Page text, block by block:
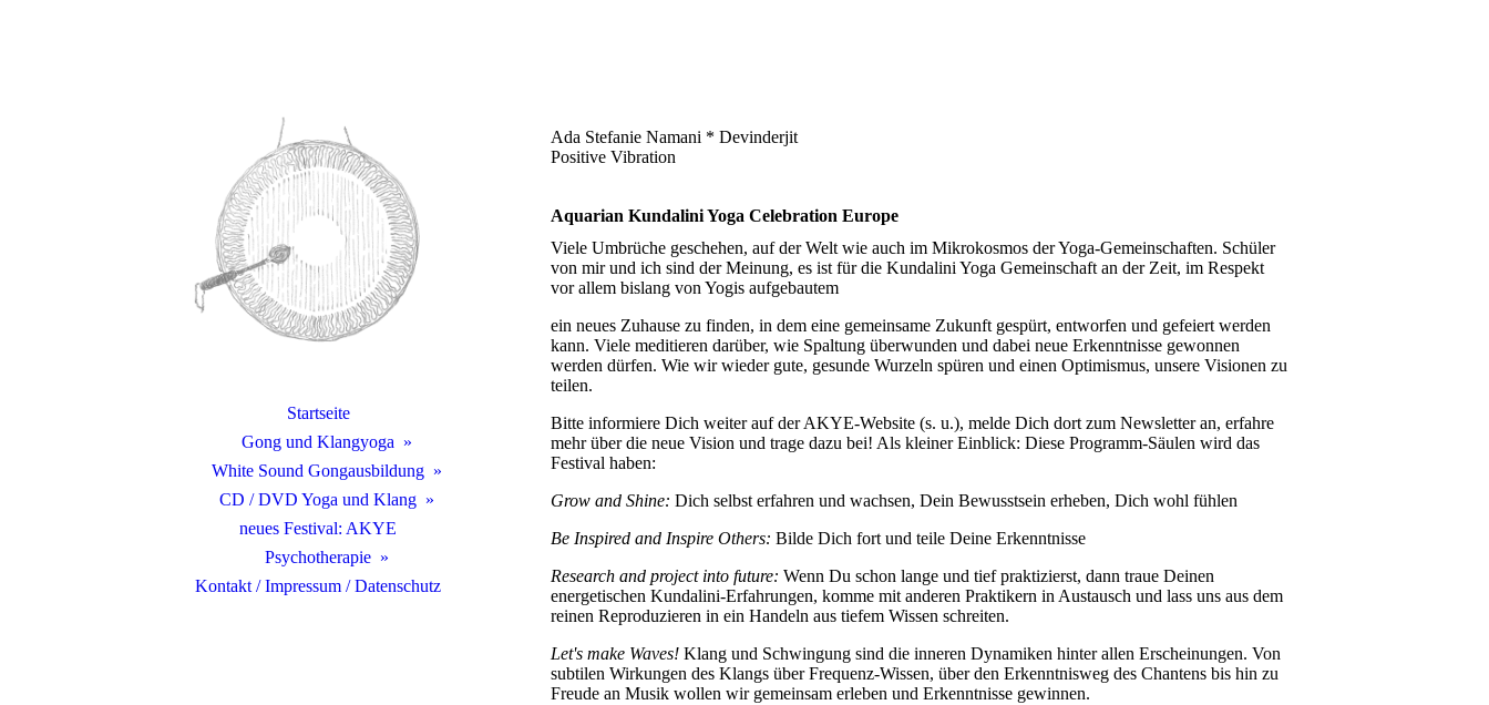
Startseite
Gong und Klangyoga
White Sound Gongausbildung
CD / DVD Yoga und Klang
neues Festival: AKYE
Psychotherapie
Kontakt / Impressum / Datenschutz
Ada Stefanie Namani * Devinderjit
Positive Vibration
Aquarian Kundalini Yoga Celebration Europe
Viele Umbrüche geschehen, auf der Welt wie auch im Mikrokosmos der Yoga-Gemeinschaften. Schüler
von mir und ich sind der Meinung, es ist für die Kundalini Yoga Gemeinschaft an der Zeit, im Respekt
vor allem bislang von Yogis aufgebautem
ein neues Zuhause zu finden, in dem eine gemeinsame Zukunft gespürt, entworfen und gefeiert werden
kann. Viele meditieren darüber, wie Spaltung überwunden und dabei neue Erkenntnisse gewonnen
werden dürfen. Wie wir wieder gute, gesunde Wurzeln spüren und einen Optimismus, unsere Visionen zu
teilen.
Bitte informiere Dich weiter auf der AKYE-Website (s. u.), melde Dich dort zum Newsletter an, erfahre
mehr über die neue Vision und trage dazu bei! Als kleiner Einblick: Diese Programm-Säulen wird das
Festival haben:
Grow and Shine: Dich selbst erfahren und wachsen, Dein Bewusstsein erheben, Dich wohl fühlen
Be Inspired and Inspire Others: Bilde Dich fort und teile Deine Erkenntnisse
Research and project into future: Wenn Du schon lange und tief praktizierst, dann traue Deinen
energetischen Kundalini-Erfahrungen, komme mit anderen Praktikern in Austausch und lass uns aus dem
reinen Reproduzieren in ein Handeln aus tiefem Wissen schreiten.
Let's make Waves! Klang und Schwingung sind die inneren Dynamiken hinter allen Erscheinungen. Von
subtilen Wirkungen des Klangs über Frequenz-Wissen, über den Erkenntnisweg des Chantens bis hin zu
Freude an Musik wollen wir gemeinsam erleben und Erkenntnisse gewinnen.